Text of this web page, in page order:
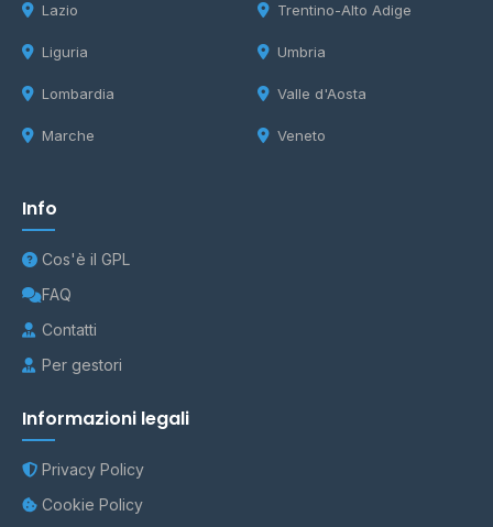
Lazio
Liguria
Lombardia
Marche
Trentino-Alto Adige
Umbria
Valle d'Aosta
Veneto
Info
Cos'è il GPL
FAQ
Contatti
Per gestori
Informazioni legali
Privacy Policy
Cookie Policy